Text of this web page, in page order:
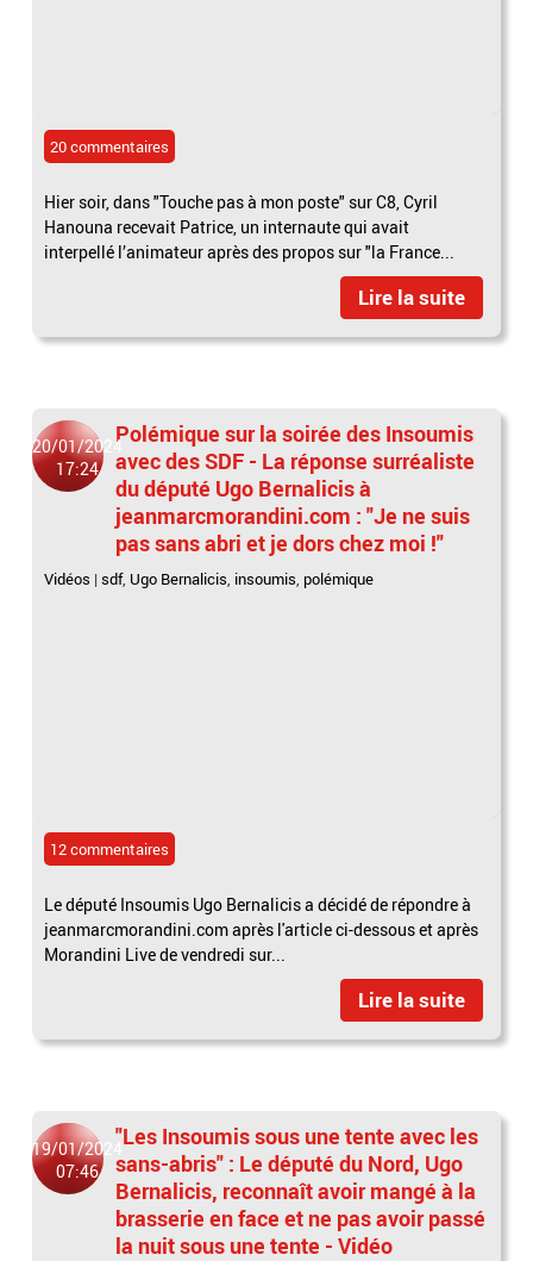
20 commentaires
Hier soir, dans "Touche pas à mon poste" sur C8, Cyril
Hanouna recevait Patrice, un internaute qui avait
interpellé l’animateur après des propos sur "la France...
Lire la suite
20/01/2024
17:24
Polémique sur la soirée des Insoumis
avec des SDF - La réponse surréaliste
du député Ugo Bernalicis à
jeanmarcmorandini.com : "Je ne suis
pas sans abri et je dors chez moi !"
Vidéos |sdf, Ugo Bernalicis, insoumis, polémique
12 commentaires
Le député Insoumis Ugo Bernalicis a décidé de répondre à
jeanmarcmorandini.com après l'article ci-dessous et après
Morandini Live de vendredi sur...
Lire la suite
19/01/2024
07:46
"Les Insoumis sous une tente avec les
sans-abris" : Le député du Nord, Ugo
Bernalicis, reconnaît avoir mangé à la
brasserie en face et ne pas avoir passé
la nuit sous une tente - Vidéo